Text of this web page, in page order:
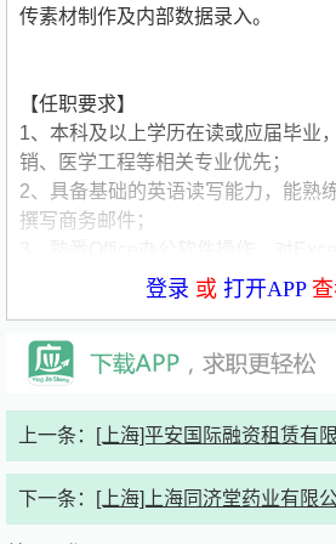
传素材制作及内部数据录入。
【任职要求】
1、本科及以上学历在读或应届毕业
销、医学工程等相关专业优先；
2、具备基础的英语读写能力，能熟
撰写商务邮件；
度，学习能力强；
神，抗压能力佳；
5、每周出勤不少于3天，实习期稳
公司名称:欧几里德贸易（上海）有
公司介绍:美国欧几里德公司（Euclid
登录 或 打开APP查
上一条： [上海]平安国际融资租赁有
下一条： [上海]上海同济堂药业有限